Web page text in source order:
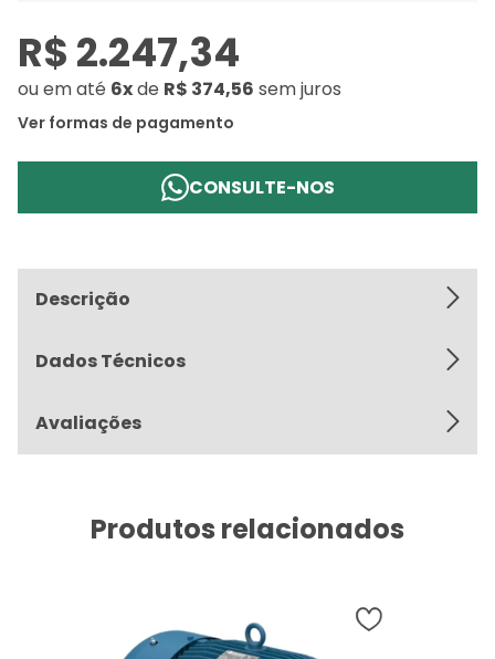
R$ 2.247,34
ouem até 6xde R$ 374,56 sem juros
Ver formas de pagamento
CONSULTE-NOS
Descrição
Dados Técnicos
Avaliações
Produtos relacionados